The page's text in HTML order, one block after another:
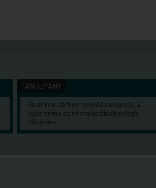
TANULMÁNY
Az online-térben terjedő deviancia, a
cybercrime az információtechnológia
tükrében